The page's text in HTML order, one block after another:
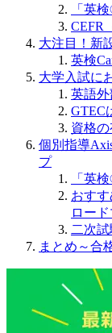
「英
CEFR
大注目！新
英検
大学入試に
英語外
GTEC
資格の
個別指導
プ
「英
おす
ロー
二次
まとめ～合